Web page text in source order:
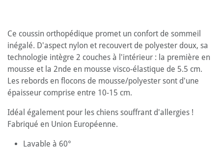
Ce coussin orthopédique promet un confort de sommeil
inégalé. D'aspect nylon et recouvert de polyester doux, sa
technologie intègre 2 couches à l'intérieur : la première en
mousse et la 2nde en mousse visco-élastique de 5.5 cm.
Les rebords en flocons de mousse/polyester sont d'une
épaisseur comprise entre 10-15 cm.
Idéal également pour les chiens souffrant d'allergies !
Fabriqué en Union Européenne.
Lavable à 60°